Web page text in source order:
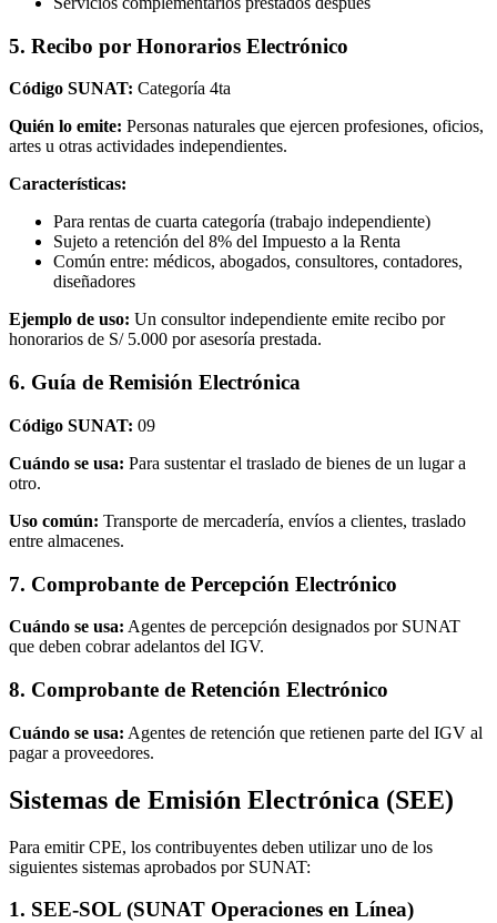
5. Recibo por Honorarios Electrónico
Código SUNAT: Categoría 4ta
Quién lo emite: Personas naturales que ejercen profesiones, oficios,
artes u otras actividades independientes.
Características:
Para rentas de cuarta categoría (trabajo independiente)
Sujeto a retención del 8% del Impuesto a la Renta
Común entre: médicos, abogados, consultores, contadores,
diseñadores
Ejemplo de uso: Un consultor independiente emite recibo por
honorarios de S/ 5.000 por asesoría prestada.
6. Guía de Remisión Electrónica
Código SUNAT: 09
Cuándo se usa: Para sustentar el traslado de bienes de un lugar a
otro.
Uso común: Transporte de mercadería, envíos a clientes, traslado
entre almacenes.
7. Comprobante de Percepción Electrónico
Cuándo se usa: Agentes de percepción designados por SUNAT
que deben cobrar adelantos del IGV.
8. Comprobante de Retención Electrónico
Cuándo se usa: Agentes de retención que retienen parte del IGV al
pagar a proveedores.
Sistemas de Emisión Electrónica (SEE)
Para emitir CPE, los contribuyentes deben utilizar uno de los
siguientes sistemas aprobados por SUNAT:
1. SEE-SOL (SUNAT Operaciones en Línea)